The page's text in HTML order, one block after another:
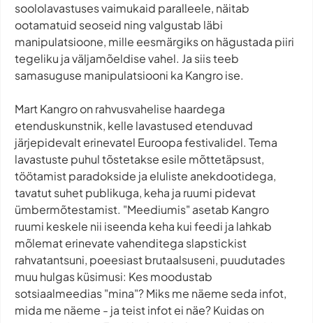
soololavastuses vaimukaid paralleele, näitab
ootamatuid seoseid ning valgustab läbi
manipulatsioone, mille eesmärgiks on hägustada piiri
tegeliku ja väljamõeldise vahel. Ja siis teeb
samasuguse manipulatsiooni ka Kangro ise.
Mart Kangro on rahvusvahelise haardega
etenduskunstnik, kelle lavastused etenduvad
järjepidevalt erinevatel Euroopa festivalidel. Tema
lavastuste puhul tõstetakse esile mõttetäpsust,
töötamist paradokside ja eluliste anekdootidega,
tavatut suhet publikuga, keha ja ruumi pidevat
ümbermõtestamist. "Meediumis" asetab Kangro
ruumi keskele nii iseenda keha kui feedi ja lahkab
mõlemat erinevate vahenditega slapstickist
rahvatantsuni, poeesiast brutaalsuseni, puudutades
muu hulgas küsimusi: Kes moodustab
sotsiaalmeedias "mina"? Miks me näeme seda infot,
mida me näeme - ja teist infot ei näe? Kuidas on